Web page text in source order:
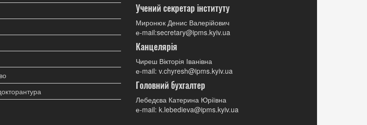
Учений секретар інституту
Миронюк Денис Валерійович
е-mail:secretary@ipms.kyiv.ua
Канцелярія
Чиреш Вікторія Іванівна
е-mail: v.chyresh@ipms.kyiv.ua
Головний бухгалтер
Лебедєва Катерина Юріївна
е-mail: k.lebedieva@ipms.kyiv.ua